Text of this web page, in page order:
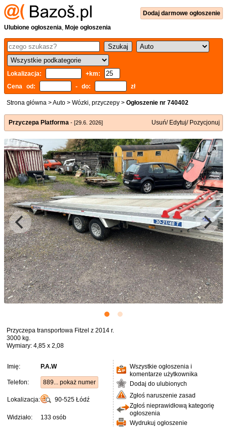
Dodaj darmowe ogłoszenie
Ulubione ogłoszenia, Moje ogłoszenia
Lokalizacja:
+km:
Cena od:
- do: zł
Strona główna >Auto > Wózki, przyczepy > Ogłoszenie nr 740402
Przyczepa Platforma - [29.6. 2026] Usuń/ Edytuj/ Pozycjonuj
Przyczepa transportowa Fitzel z 2014 r.
3000 kg.
Wymiary: 4,85 x 2,08
Imię: P.A.W
Telefon: 889... pokaż numer
Lokalizacja: 90-525 Łódź
Widziało: 133 osób
Wszystkie ogłoszenia i
komentarze użytkownika
Dodaj do ulubionych
Zgłoś naruszenie zasad
Zgłoś nieprawidłową kategorię
ogłoszenia
Wydrukuj ogłoszenie